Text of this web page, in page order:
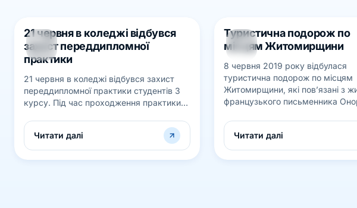
23
ЧЕРВ
21 червня в коледжі відбувся
захист переддипломної
практики
21 червня в коледжі відбувся захист
переддипломної практики студентів 3
курсу. Під час проходження практики
питання щодо організації діяльності а...
Читати далі
10
ЧЕРВ
Туристична подорож по
місцям Житомирщини
8 червня 2019 року відбулася
туристична подорож по місцям
Житомирщини, які пов’язані з
французького письменника
пам’яті цікаві факти...
Читати далі